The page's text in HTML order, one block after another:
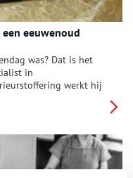
eeuwenoud
was? Dat is het
in
werkt hij
Holland sprak met
een zeventiende-